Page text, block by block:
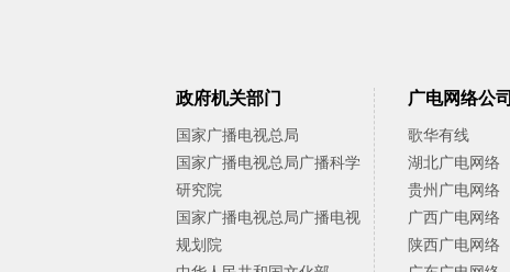
政府机关部门
国家广播电视总局
国家广播电视总局广播科学
研究院
国家广播电视总局广播电视
规划院
广电网络公司
歌华有线
湖北广电网络
贵州广电网络
广西广电网络
陕西广电网络